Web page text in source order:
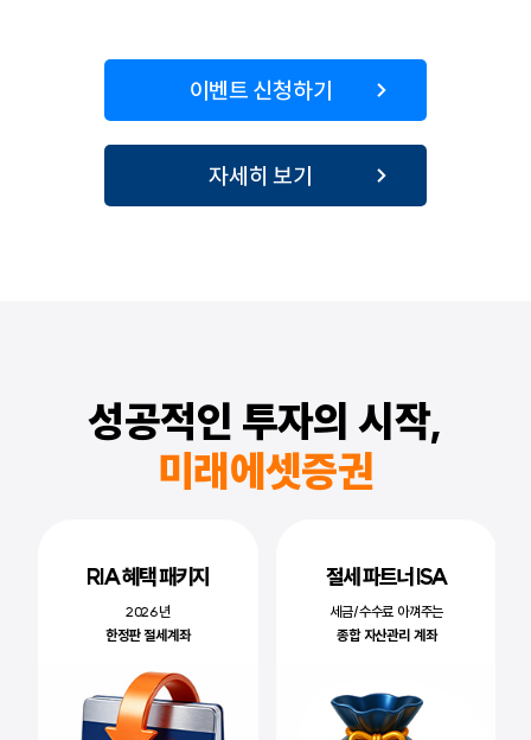
이벤트 신청하기
자세히 보기
성공적인 투자의 시작,
미래에셋증권
RIA 혜택 패키지
2026년
한정판 절세계좌
절세 파트너 ISA
세금/수수료 아껴주는
종합 자산관리 계좌